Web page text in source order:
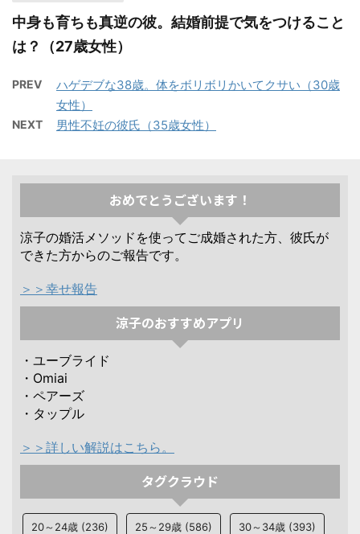
中身も育ちも真逆の彼。結婚前提で気をつけること
は？（27歳女性）
PREV
ハゲデブな38歳。体をボリボリかいてクサい（30歳
女性）
NEXT 男性不妊の彼氏（35歳女性）
おめでとうございます！
涼子の婚活メソッドを使ってご成婚された方、彼氏が
できた方からのご報告です。
＞＞幸せ報告
涼子のおすすめアプリ
・ユーブライド
・Omiai
・ペアーズ
・タップル
＞＞詳しい解説はこちら。
タグクラウド
20～24歳 (236) 25～29歳 (586) 30～34歳 (393)